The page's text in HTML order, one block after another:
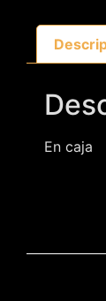
En caja